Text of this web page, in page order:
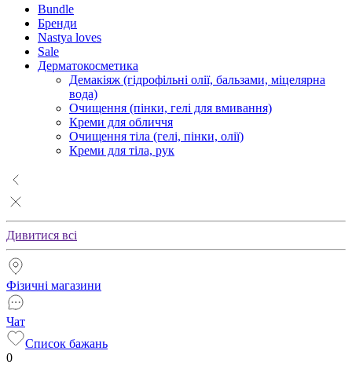
Bundle
Бренди
Nastya loves
Sale
Дерматокосметика
Демакіяж (гідрофільні олії, бальзами, міцелярна
вода)
Очищення (пінки, гелі для вмивання)
Креми для обличчя
Очищення тіла (гелі, пінки, олії)
Креми для тіла, рук
Дивитися всі
Фізичні магазини
Чат
Список бажань
0